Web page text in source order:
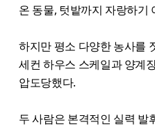
온 동물, 텃밭까지 자랑하기
하지만 평소 다양한 농사를
세컨 하우스 스케일과 양계
압도당했다.
두 사람은 본격적인 실력 발